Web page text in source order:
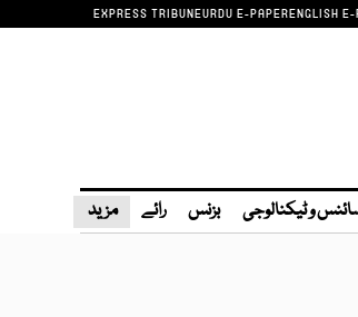
EXPRESS TRIBUNEURDU E-PAPERENGLISH E-
و ٹیکنالوجی بزنس رائے مزید